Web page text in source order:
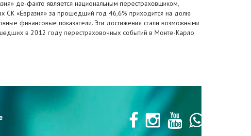
де-факто является национальным перестраховщиком,
СК «Евразия» за прошедший год 46,6% приходится на долю
финансовые показатели. Эти достижения стали возможными
в 2012 году перестраховочных событий в Монте-Карло